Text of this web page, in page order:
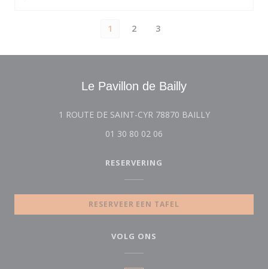
1 2 3
Le Pavillon de Bailly
1 ROUTE DE SAINT-CYR 78870 BAILLY((opent in een
01 30 80 02 06
RESERVERING
RESERVEER EEN TAFEL
VOLG ONS